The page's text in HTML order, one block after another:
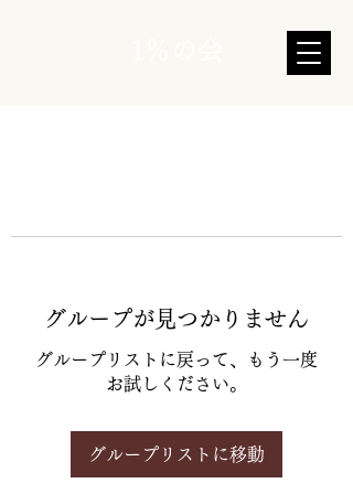
グループが見つかりません
グループリストに戻って、もう一度
お試しください。
グループリストに移動